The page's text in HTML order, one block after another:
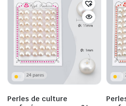
Perles de culture